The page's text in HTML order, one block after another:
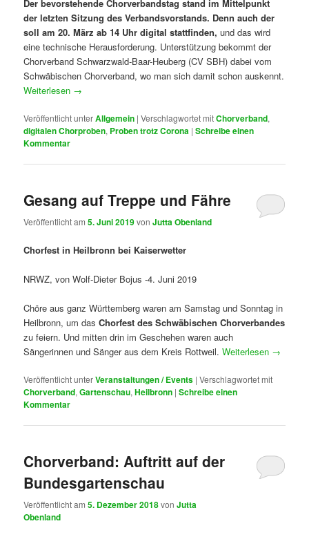
Der bevorstehende Chorverbandstag stand im Mittelpunkt
der letzten Sitzung des Verbandsvorstands. Denn auch der
soll am 20. März ab 14 Uhr digital stattfinden,und das wird
eine technische Herausforderung. Unterstützung bekommt der
Chorverband Schwarzwald-Baar-Heuberg (CV SBH) dabei vom
Schwäbischen Chorverband, wo man sich damit schon auskennt.
Weiterlesen →
Veröffentlicht unterAllgemein |Verschlagwortet mitChorverband,
digitalen Chorproben, Proben trotz Corona |Schreibe einen
Kommentar
Gesang auf Treppe und Fähre
Veröffentlicht am5. Juni 2019vonJutta Obenland
Chorfest in Heilbronn bei Kaiserwetter
NRWZ, von Wolf-Dieter Bojus -4. Juni 2019
Chöre aus ganz Württemberg waren am Samstag und Sonntag in
Heilbronn, um dasChorfest des Schwäbischen Chorverbandes
zu feiern. Und mitten drin im Geschehen waren auch
Sängerinnen und Sänger aus dem Kreis Rottweil.Weiterlesen →
Veröffentlicht unterVeranstaltungen / Events |Verschlagwortet mit
Chorverband,Gartenschau,Heilbronn |Schreibe einen
Kommentar
Chorverband: Auftritt auf der
Bundesgartenschau
Veröffentlicht am5. Dezember 2018vonJutta
Obenland